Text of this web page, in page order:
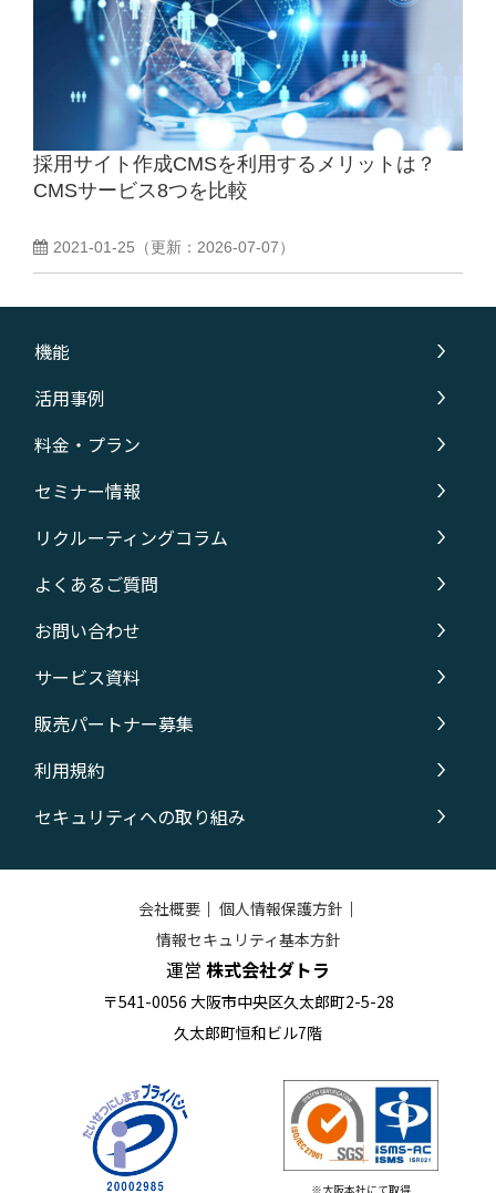
採用サイト作成CMSを利用するメリットは？
CMSサービス8つを比較
2021-01-25 （更新： 2026-07-07）
機能
活用事例
料金・プラン
セミナー情報
リクルーティングコラム
よくあるご質問
お問い合わせ
サービス資料
販売パートナー募集
利用規約
セキュリティへの取り組み
会社概要｜ 個人情報保護方針 ｜
情報セキュリティ基本方針
運営 株式会社ダトラ
〒541-0056 大阪市中央区久太郎町2-5-28
久太郎町恒和ビル7階
※大阪本社にて取得